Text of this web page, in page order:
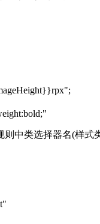
中类选择器名(样